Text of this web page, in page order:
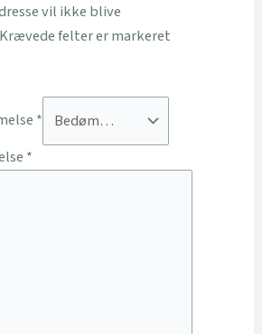
vil ikke blive
Krævede felter er markeret
*
*